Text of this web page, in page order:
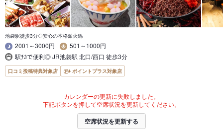
池袋駅徒歩3分◇安心の本格派火鍋
2001～3000円
501～1000円
駅ﾁｶで便利◎ JR池袋駅 北口/西口 徒歩3分
口コミ投稿特典対象店 ポイントプラス対象店
カレンダーの更新に失敗しました。
下記ボタンを押して空席状況を更新してください。
空席状況を更新する